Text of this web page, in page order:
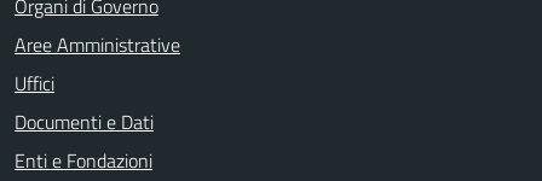
Organi di Governo
Aree Amministrative
Uffici
Documenti e Dati
Enti e Fondazioni